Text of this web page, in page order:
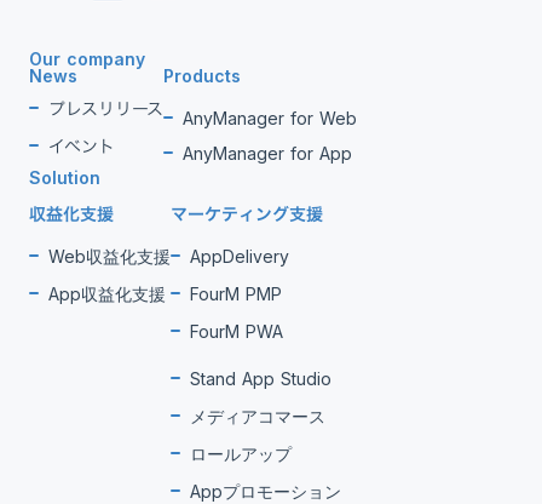
Our company
News
プレスリリース
イベント
Products
AnyManager for Web
AnyManager for App
Solution
収益化支援
Web収益化支援
App収益化支援
マーケティング支援
AppDelivery
FourM PMP
FourM PWA
Stand App Studio
メディアコマース
ロールアップ
Appプロモーション